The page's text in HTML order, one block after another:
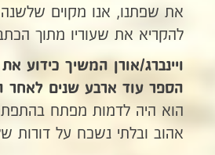
את שפתנו, אנו מקוים
להקריא את שעוריו מתוך
ויינברג/אורן המשיך כידוע
הספר עוד ארבע שנים לאחר
הוא היה לדמות מפתח
אהוב ובלתי נשכח על דורות